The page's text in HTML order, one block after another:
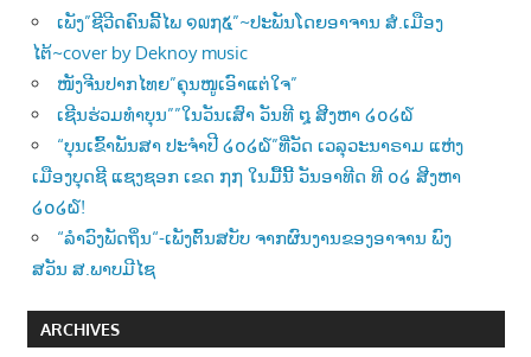
ເພັງ”ຊີວີດຄົນລີ້ໄພ ໑໙໗໕”~ປະພັນໂດຍອາຈານ ສໍ.ເມືອງ
ໄຕ້~cover by Deknoy music
ໜັງຈີນປາກໄທຍ”ຄຸນໜູເອົາແຕ່ໃຈ”
ເຊີນຮ່ວມທຳບຸນ””ໃນວັນເສົາ ວັນທີ ໘ ສີງຫາ ໒໐໒໖
“ບຸນເຂົ້າພັນສາ ປະຈຳປີ ໒໐໒໖”ທີ່ວັດ ເວລຸວະນາຣາມ ແຫ່ງ
ເມືອງບຸດຊີ ແຊງຊອກ ເຂດ ໗໗ ໃນມື້ນີ້ ວັນອາທີດ ທີ ໐໒ ສີງຫາ
໒໐໒໖!
“ລຳວົງພັດຖິ່ນ“-ເພັງຕົ້ນສບັບ ຈາກຜົນງານຂອງອາຈານ ພົງ
ສວັນ ສ.ພາບມີໄຊ
ARCHIVES